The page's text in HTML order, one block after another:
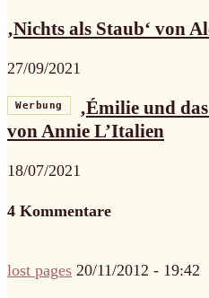
‚Nichts als Staub‘ von
27/09/2021
Werbung
‚Émilie und
von Annie L’Italien
18/07/2021
4 Kommentare
lost pages 20/11/2012 - 19:42